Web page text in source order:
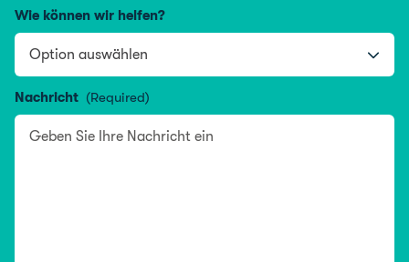
Wie können wir helfen?
Nachricht (Required)